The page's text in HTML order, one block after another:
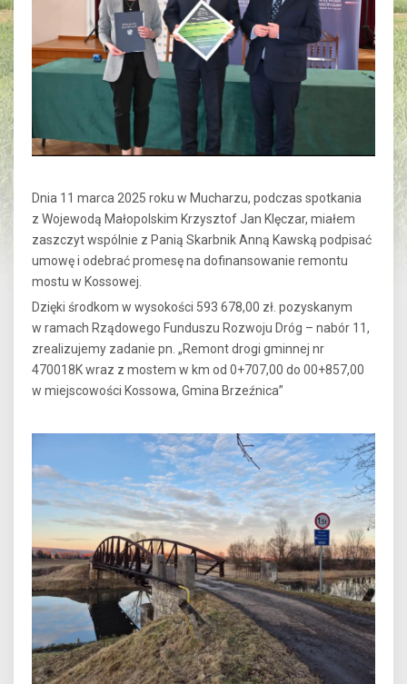
Dnia 11 marca 2025 roku w Mucharzu, podczas spotkania
z Wojewodą Małopolskim Krzysztof Jan Klęczar, miałem
zaszczyt wspólnie z Panią Skarbnik Anną Kawską podpisać
umowę i odebrać promesę na dofinansowanie remontu
mostu w Kossowej.
Dzięki środkom w wysokości 593 678,00 zł. pozyskanym
w ramach Rządowego Funduszu Rozwoju Dróg – nabór 11,
zrealizujemy zadanie pn. „Remont drogi gminnej nr
470018K wraz z mostem w km od 0+707,00 do 00+857,00
w miejscowości Kossowa, Gmina Brzeźnica”